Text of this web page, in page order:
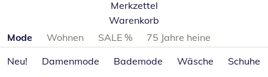
Merkzettel
Warenkorb
Produktkategorien überspringen
Mode Wohnen SALE %
75 Jahre heine
Neu!
Damenmode Bademode Wäsche Schuhe